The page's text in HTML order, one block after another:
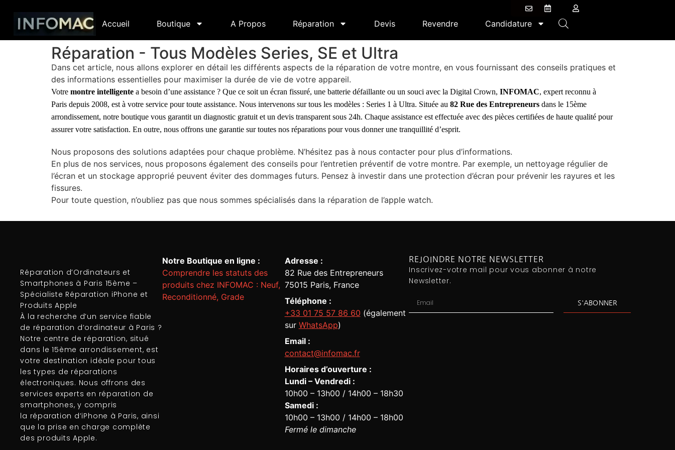
Accueil Boutique A Propos Réparation Devis Revendre Candidature
Réparation - Tous Modèles Series, SE et Ultra
Dans cet article, nous allons explorer en détail les différents aspects de la réparation de votre montre, en vous fournissant des conseils pratiques et
des informations essentielles pour maximiser la durée de vie de votre appareil.
Votre montre intelligente a besoin d’une assistance ? Que ce soit un écran fissuré, une batterie défaillante ou un souci avec la Digital Crown, INFOMAC, expert reconnu à
Paris depuis 2008, est à votre service pour toute assistance. Nous intervenons sur tous les modèles : Series 1 à Ultra. Située au 82 Rue des Entrepreneurs dans le 15ème
arrondissement, notre boutique vous garantit un diagnostic gratuit et un devis transparent sous 24h. Chaque assistance est effectuée avec des pièces certifiées de haute qualité pour
assurer votre satisfaction. En outre, nous offrons une garantie sur toutes nos réparations pour vous donner une tranquillité d’esprit.
Nous proposons des solutions adaptées pour chaque problème. N’hésitez pas à nous contacter pour plus d’informations.
En plus de nos services, nous proposons également des conseils pour l’entretien préventif de votre montre. Par exemple, un nettoyage régulier de
l’écran et un stockage approprié peuvent éviter des dommages futurs. Pensez à investir dans une protection d’écran pour prévenir les rayures et les
fissures.
Pour toute question, n’oubliez pas que nous sommes spécialisés dans la réparation de l’apple watch.
Réparation d’Ordinateurs et
Smartphones à Paris 15ème –
Spécialiste Réparation iPhone et
Produits Apple
À la recherche d’un service fiable
de réparation d’ordinateur à Paris ?
Notre centre de réparation, situé
dans le 15ème arrondissement, est
votre destination idéale pour tous
les types de réparations
électroniques. Nous offrons des
services experts en réparation de
smartphones, y compris
la réparation d’iPhone à Paris, ainsi
que la prise en charge complète
des produits Apple.
Notre Boutique en ligne :
Comprendre les statuts des
produits chez INFOMAC : Neuf,
Reconditionné, Grade
Adresse :
82 Rue des Entrepreneurs
75015 Paris, France
Téléphone :
+33 01 75 57 86 60 (également
sur WhatsApp)
Email :
contact@infomac.fr
Horaires d’ouverture :
Lundi – Vendredi :
10h00 – 13h00 / 14h00 – 18h30
Samedi :
10h00 – 13h00 / 14h00 – 18h00
Fermé le dimanche
REJOINDRE NOTRE NEWSLETTER
Inscrivez-votre mail pour vous abonner à notre
Newsletter.
S'ABONNER